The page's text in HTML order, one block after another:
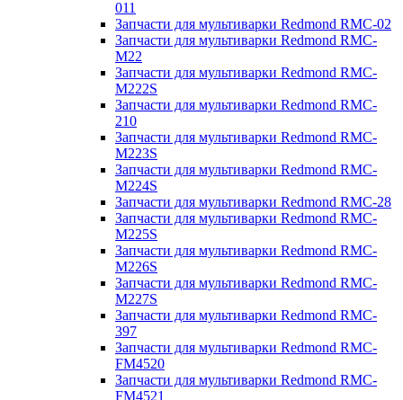
011
Запчасти для мультиварки Redmond RMC-02
Запчасти для мультиварки Redmond RMC-
M22
Запчасти для мультиварки Redmond RMC-
M222S
Запчасти для мультиварки Redmond RMC-
210
Запчасти для мультиварки Redmond RMC-
M223S
Запчасти для мультиварки Redmond RMC-
M224S
Запчасти для мультиварки Redmond RMC-28
Запчасти для мультиварки Redmond RMC-
M225S
Запчасти для мультиварки Redmond RMC-
M226S
Запчасти для мультиварки Redmond RMC-
M227S
Запчасти для мультиварки Redmond RMC-
397
Запчасти для мультиварки Redmond RMC-
FM4520
Запчасти для мультиварки Redmond RMC-
FM4521